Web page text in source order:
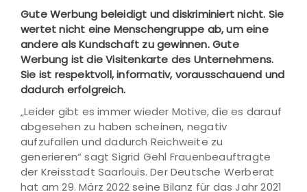
Gute Werbung beleidigt und diskriminiert nicht. Sie
wertet nicht eine Menschengruppe ab, um eine
andere als Kundschaft zu gewinnen. Gute
Werbung ist die Visitenkarte des Unternehmens.
Sie ist respektvoll, informativ, vorausschauend und
dadurch erfolgreich.
„Leider gibt es immer wieder Motive, die es darauf
abgesehen zu haben scheinen, negativ
aufzufallen und dadurch Reichweite zu
generieren“ sagt Sigrid Gehl Frauenbeauftragte
der Kreisstadt Saarlouis. Der Deutsche Werberat
hat am 29. März 2022 seine Bilanz für das Jahr 2021